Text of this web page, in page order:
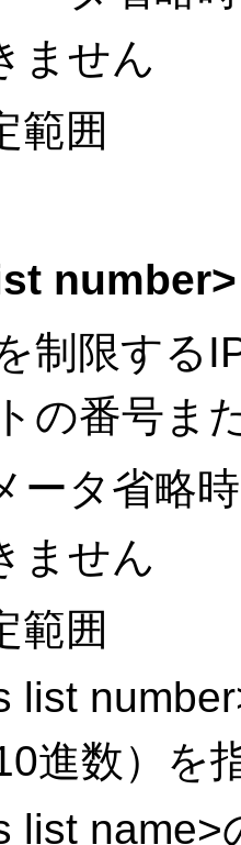
ません
範囲
制限する
の番号ま
ータ省略
ません
範囲
list
進数）を
list name>